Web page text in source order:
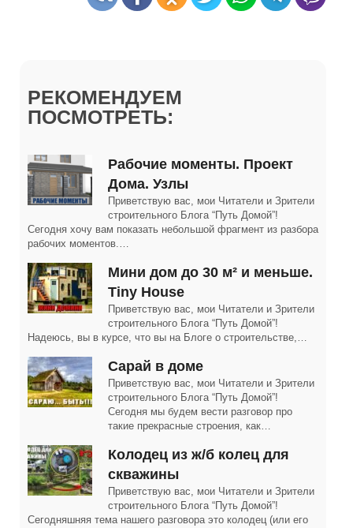
РЕКОМЕНДУЕМ
ПОСМОТРЕТЬ:
Рабочие моменты. Проект
Дома. Узлы
Приветствую вас, мои Читатели и Зрители
строительного Блога “Путь Домой”!
Сегодня хочу вам показать небольшой фрагмент из разбора
рабочих моментов.…
Мини дом до 30 м² и меньше.
Tiny House
Приветствую вас, мои Читатели и Зрители
строительного Блога “Путь Домой”!
Надеюсь, вы в курсе, что вы на Блоге о строительстве,…
Сарай в доме
Приветствую вас, мои Читатели и Зрители
строительного Блога “Путь Домой”!
Сегодня мы будем вести разговор про
такие прекрасные строения, как…
Колодец из ж/б колец для
скважины
Приветствую вас, мои Читатели и Зрители
строительного Блога “Путь Домой”!
Сегодняшняя тема нашего разговора это колодец (или его